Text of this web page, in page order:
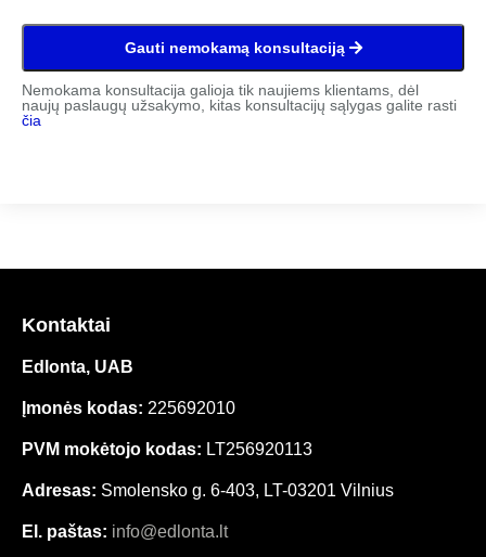
Gauti nemokamą konsultaciją
Nemokama konsultacija galioja tik naujiems klientams, dėl
naujų paslaugų užsakymo, kitas konsultacijų sąlygas galite rasti
čia
Kontaktai
Edlonta, UAB
Įmonės kodas: 225692010
PVM mokėtojo kodas: LT256920113
Adresas: Smolensko g. 6-403, LT-03201 Vilnius
El. paštas: info@edlonta.lt